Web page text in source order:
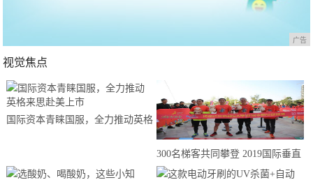
广告
视觉焦点
国际资本青睐国服，全力推动英格
300名梯客共同攀登 2019国际垂直
马拉松超级精英赛顺德海骏达中心